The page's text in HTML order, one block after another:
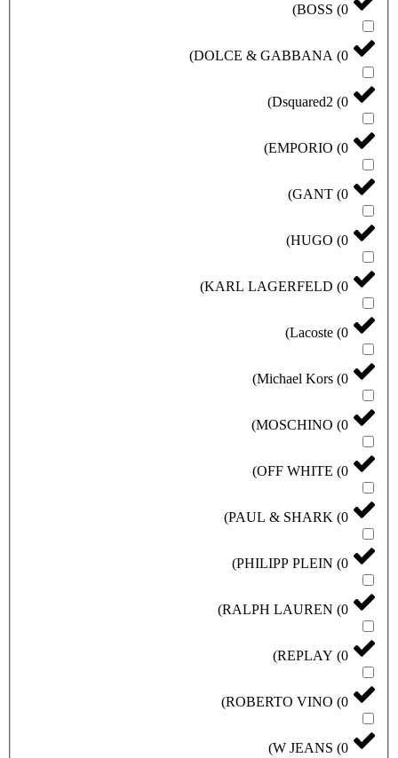
BOSS (0
)
DOLCE & GABBANA (0
)
Dsquared2 (0
)
EMPORIO (0
)
GANT (0
)
HUGO (0
)
KARL LAGERFELD (0
)
Lacoste (0
)
Michael Kors (0
)
MOSCHINO (0
)
OFF WHITE (0
)
PAUL & SHARK (0
)
PHILIPP PLEIN (0
)
RALPH LAUREN (0
)
REPLAY (0
)
ROBERTO VINO (0
)
W JEANS (0
)